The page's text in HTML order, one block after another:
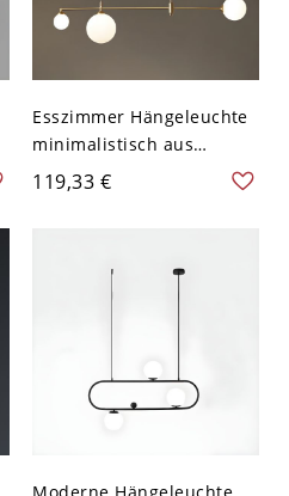
Esszimmer Hängeleuchte
minimalistisch aus
Messing mit weißem
119,33 €